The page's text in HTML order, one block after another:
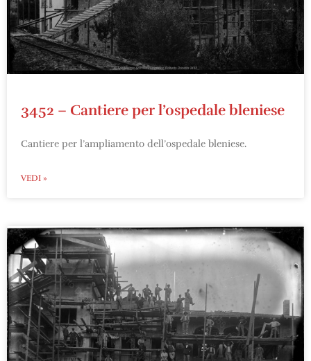
3452 – Cantiere per l’ospedale bleniese
Cantiere per l’ampliamento dell’ospedale bleniese.
VEDI »